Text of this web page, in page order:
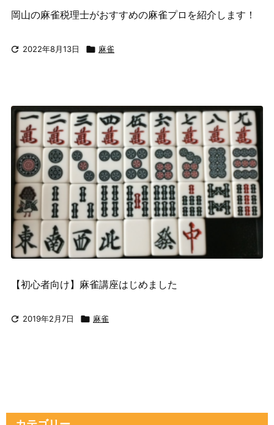
岡山の麻雀税理士がおすすめの麻雀プロを紹介します！
 2022年8月13日  麻雀
【初心者向け】麻雀講座はじめました
 2019年2月7日  麻雀